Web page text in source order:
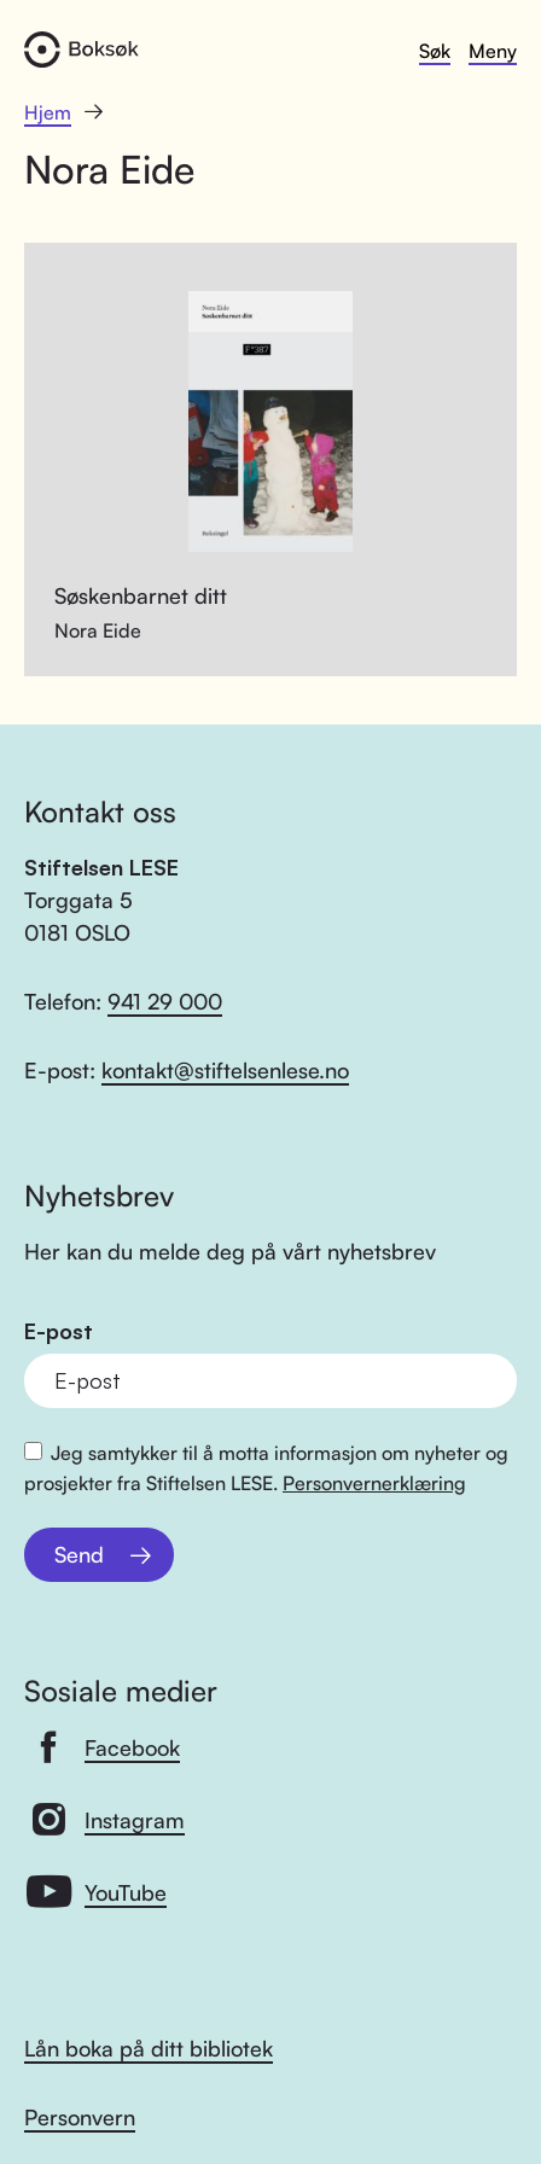
Søk Meny
Hjem
Nora Eide
Søskenbarnet ditt
Nora Eide
Kontakt oss
Stiftelsen LESE
Torggata 5
0181 OSLO
Telefon: 941 29 000
E-post: kontakt@stiftelsenlese.no
Nyhetsbrev
Her kan du melde deg på vårt nyhetsbrev
E-post
Jeg samtykker til å motta informasjon om nyheter og
prosjekter fra Stiftelsen LESE. Personvernerklæring
Send
Sosiale medier
Facebook
Instagram
YouTube
Lån boka på ditt bibliotek
Personvern